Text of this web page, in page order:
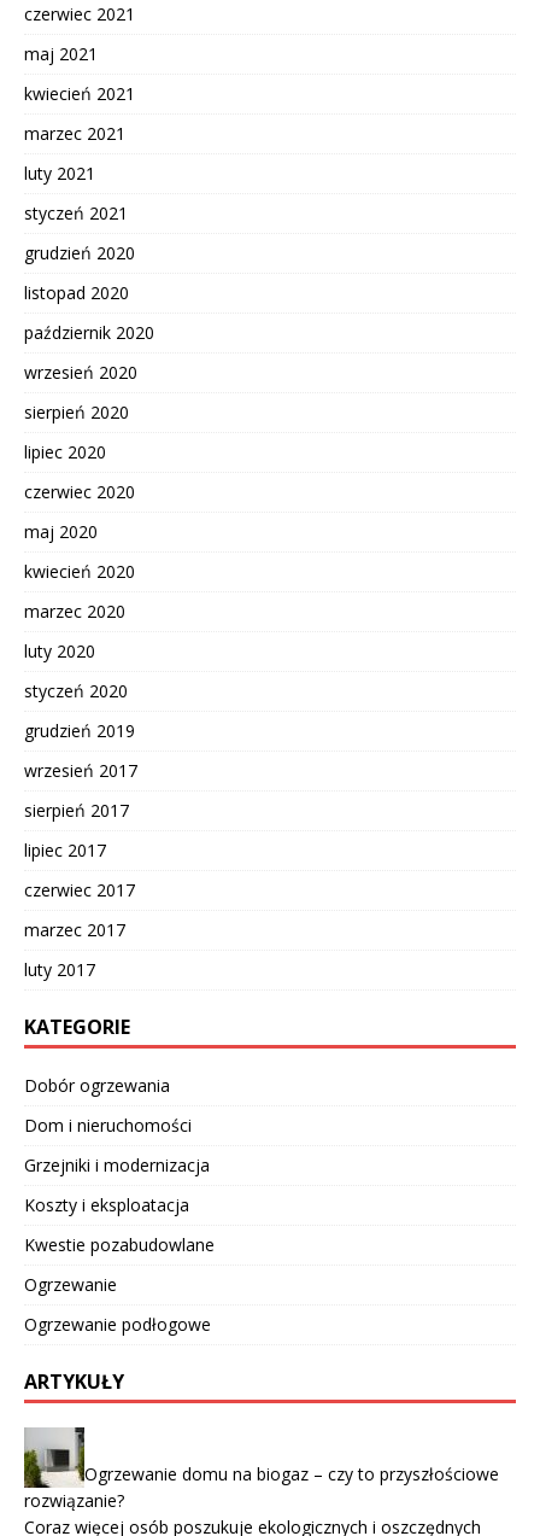
czerwiec 2021
maj 2021
kwiecień 2021
marzec 2021
luty 2021
styczeń 2021
grudzień 2020
listopad 2020
październik 2020
wrzesień 2020
sierpień 2020
lipiec 2020
czerwiec 2020
maj 2020
kwiecień 2020
marzec 2020
luty 2020
styczeń 2020
grudzień 2019
wrzesień 2017
sierpień 2017
lipiec 2017
czerwiec 2017
marzec 2017
luty 2017
KATEGORIE
Dobór ogrzewania
Dom i nieruchomości
Grzejniki i modernizacja
Koszty i eksploatacja
Kwestie pozabudowlane
Ogrzewanie
Ogrzewanie podłogowe
ARTYKUŁY
Ogrzewanie domu na biogaz – czy to przyszłościowe
rozwiązanie?
Coraz więcej osób poszukuje ekologicznych i oszczędnych